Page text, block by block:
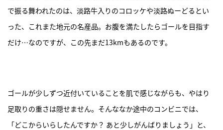
で振る舞われたのは、淡路牛入りのコロッケや淡路ぬーどるとい
った、これまた地元の名産品。お腹を満たしたらゴールを目指す
だけ…なのですが、この先まだ13kmもあるのです。
ゴールが少しずつ近付いていることを肌で感じながらも、やはり
足取りの重さは隠せません。そんななか途中のコンビニでは、
「どこからいらしたんですか？ あと少しがんばりましょう」と、